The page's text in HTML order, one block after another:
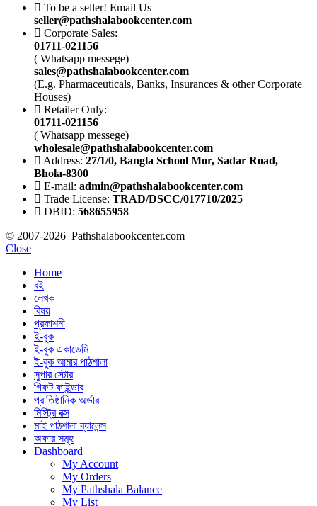
To be a seller! Email Us
seller@pathshalabookcenter.com
Corporate Sales:
01711-021156
( Whatsapp messege)
sales@pathshalabookcenter.com
(E.g. Pharmaceuticals, Banks, Insurances & other Corporate
Houses)
Retailer Only:
01711-021156
( Whatsapp messege)
wholesale@pathshalabookcenter.com
Address: 27/1/0, Bangla School Mor, Sadar Road,
Bhola-8300
E-mail: admin@pathshalabookcenter.com
Trade License: TRAD/DSCC/017710/2025
DBID: 568655958
© 2007-2026 Pathshalabookcenter.com
Close
Home
বই
লেখক
বিষয়
প্রকাশনী
ই-বুক
ই-বুক একাডেমি
ই-বুক আমার পাঠশালা
সুপার ‍স্টোর
গিফট ফাইন্ডার
প্রাতিষ্ঠানিক অর্ডার
মিস্ট্রি বক্স
মাই পাঠশালা ব্যালেন্স
অফার সমূহ
Dashboard
My Account
My Orders
My Pathshala Balance
My List